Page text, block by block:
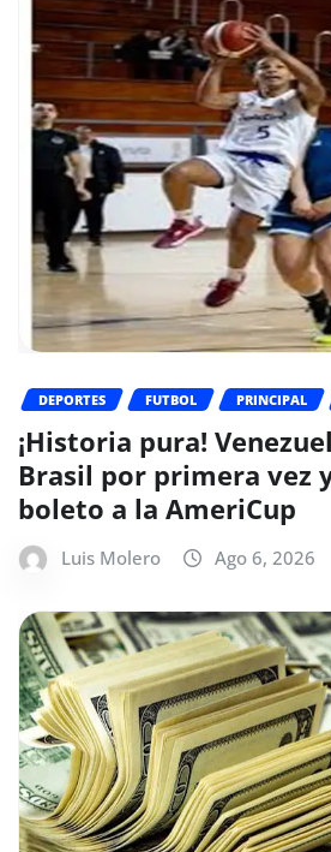
DEPORTES FUTBOL PRINCIPAL
¡Historia pura!
Brasil por primera vez
boleto a la AmeriCup
Luis Molero Ago 6, 2026